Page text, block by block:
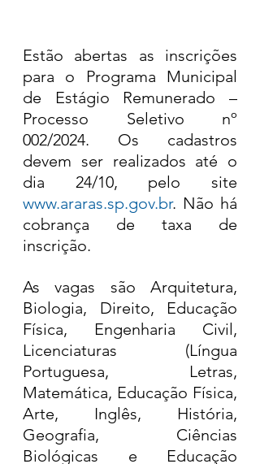
Estão abertas as inscrições
para o Programa Municipal
de Estágio Remunerado –
Processo Seletivo nº
002/2024. Os cadastros
devem ser realizados até o
www.araras.sp.gov.br. Não há
cobrança de taxa de
inscrição.
As vagas são Arquitetura,
Biologia, Direito, Educação
Física, Engenharia Civil,
Licenciaturas (Língua
Portuguesa, Letras,
Matemática, Educação Física,
Arte, Inglês, História,
Geografia, Ciências
Biológicas e Educação